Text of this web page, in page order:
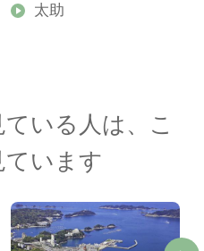
太助
いる人は、こ
ています